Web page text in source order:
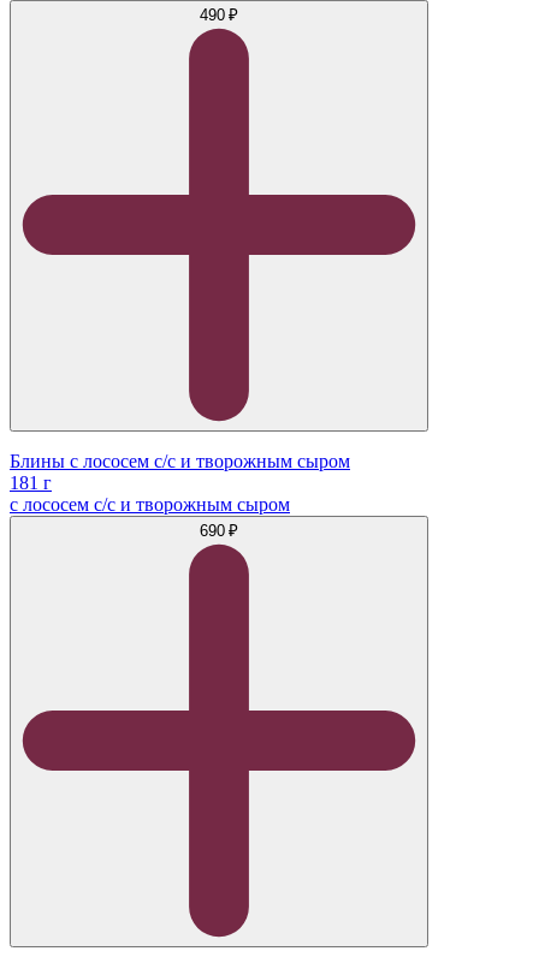
490 ₽
Блины с лососем с/с и творожным сыром
181 г
с лососем с/с и творожным сыром
690 ₽